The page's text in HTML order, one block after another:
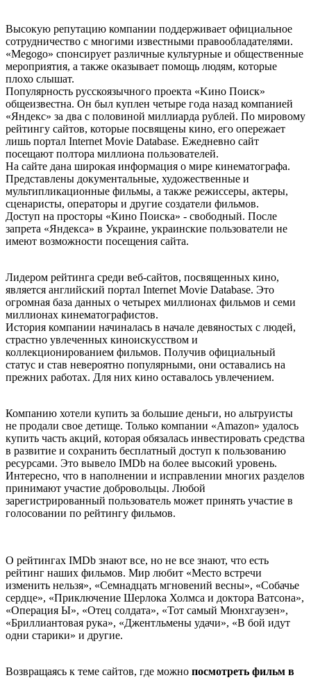
Высокую репутацию компании поддерживает официальное
сотрудничество с многими известными правообладателями.
«Меgоgо» спонсирует различные культурные и общественные
мероприятия, а также оказывает помощь людям, которые
плохо слышат.
Популярность русскоязычного проекта «Kинo Пoиcк»
общеизвестна. Он был куплен четыре года назад компанией
«Яндекс» за два с половиной миллиарда рублей. По мировому
рейтингу сайтов, которые посвящены кино, его опережает
лишь портал Internet Movie Database. Ежедневно сайт
посещают полтора миллиона пользователей.
На сайте дана широкая информация о мире кинематографа.
Представлены документальные, художественные и
мультипликационные фильмы, а также режиссеры, актеры,
сценаристы, операторы и другие создатели фильмов.
Доступ на просторы «Кино Поиска» - свободный. После
запрета «Яндекса» в Украине, украинские пользователи не
имеют возможности посещения сайта.
Лидером рейтинга среди веб-сайтов, посвященных кино,
является английский портал Internet Movie Database. Это
огромная база данных о четырех миллионах фильмов и семи
миллионах кинематографистов.
История компании начиналась в начале девяностых с людей,
страстно увлеченных киноискусством и
коллекционированием фильмов. Получив официальный
статус и став невероятно популярными, они оставались на
прежних работах. Для них кино оставалось увлечением.
Компанию хотели купить за большие деньги, но альтруисты
не продали свое детище. Только компании «Amazon» удалось
купить часть акций, которая обязалась инвестировать средства
в развитие и сохранить бесплатный доступ к пользованию
ресурсами. Это вывело IMDb на более высокий уровень.
Интересно, что в наполнении и исправлении многих разделов
принимают участие добровольцы. Любой
зарегистрированный пользователь может принять участие в
голосовании по рейтингу фильмов.
О рейтингах IMDb знают все, но не все знают, что есть
рейтинг наших фильмов. Мир любит «Место встречи
изменить нельзя», «Семнадцать мгновений весны», «Собачье
сердце», «Приключение Шерлока Холмса и доктора Ватсона»,
«Операция Ы», «Отец солдата», «Тот самый Мюнхгаузен»,
«Бриллиантовая рука», «Джентльмены удачи», «В бой идут
одни старики» и другие.
Возвращаясь к теме сайтов, где можно посмотреть фильм в